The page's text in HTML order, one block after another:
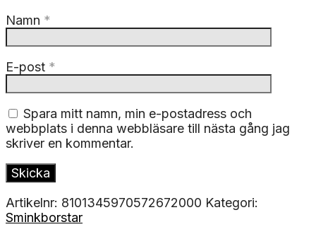
Namn *
E-post *
Spara mitt namn, min e-postadress och
webbplats i denna webbläsare till nästa gång jag
skriver en kommentar.
Artikelnr: 8101345970572672000 Kategori:
Sminkborstar